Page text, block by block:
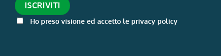
Ho preso visione ed accetto le privacy policy